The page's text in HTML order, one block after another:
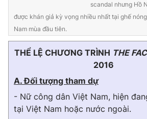
Liên hệ tòa soạn English
THỜI BÁO VTV
Theo dõi báo trên
scandal nhưng Hồ
được khán giả kỳ vọng nhiều nhất tại ghế
Nam mùa đầu tiên.
THỂ LỆ CHƯƠNG TRÌNH THE
2016
A. Đối tượng tham dự
- Nữ công dân Việt Nam, hiện
tại Việt Nam hoặc nước ngoài.